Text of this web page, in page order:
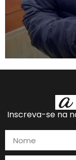
Inscreva-se na